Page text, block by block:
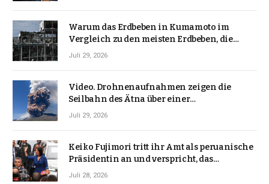
Warum das Erdbeben in Kumamoto im
Vergleich zu den meisten Erdbeben, die
Japan erschütterten, ungewöhnlich ist
Juli 29, 2026
Video. Drohnenaufnahmen zeigen die
Seilbahn des Ätna über einer
Vulkanlandschaft
Juli 29, 2026
Keiko Fujimori tritt ihr Amt als peruanische
Präsidentin an und verspricht, das
Jahrzehnt der Instabilität zu beenden
Juli 28, 2026